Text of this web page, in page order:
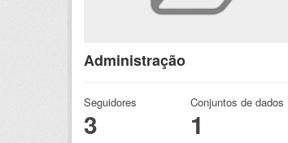
Administração
Seguidores
3
Conjuntos de dados
1